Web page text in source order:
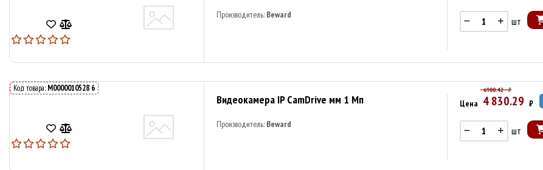
Производитель: Beward
шт
Код товара: M0000010528 6
Видеокамера IP CamDrive мм 1 Мп
Производитель: Beward
6900.42 ₽
Цена 4 830.29 ₽
шт